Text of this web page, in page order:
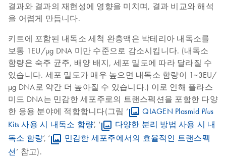
결과와 결과의 재현성에 영향을 미치며, 결과 비교와 해석
을 어렵게 만듭니다.
키트에 포함된 내독소 세척 완충액은 박테리아 내독소를
보통 1EU/μg DNA 미만 수준으로 감소시킵니다. (내독소
함량은 숙주 균주, 배양 배지, 세포 밀도에 따라 달라질 수
있습니다. 세포 밀도가 매우 높으면 내독소 함량이 1~3EU/
μg DNA로 약간 더 높아질 수 있습니다.) 이로 인해 플라스
미드 DNA는 민감한 세포주로의 트랜스펙션을 포함한 다양
한 응용 분야에 적합합니다(그림 ‘
QIAGEN Plasmid Plus
Kits 사용 시 내독소 함량’, ‘
다양한 분리 방법 사용 시 내
독소 함량’, ‘
민감한 세포주에서의 효율적인 트랜스펙
션’ 참고).